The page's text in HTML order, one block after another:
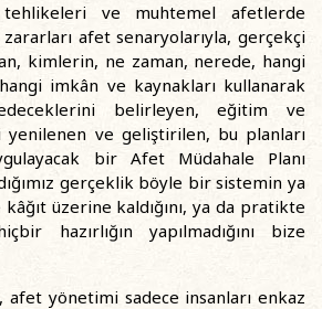
tehlikeleri ve muhtemel afetlerde
afet senaryolarıyla, gerçekçi
kimlerin, ne zaman, nerede, hangi
imkân ve kaynakları kullanarak
belirleyen, eğitim ve
ve geliştirilen, bu planları
bir Afet Müdahale Planı
gerçeklik böyle bir sistemin ya
kâğıt üzerine kaldığını, ya da pratikte
hazırlığın yapılmadığını bize
afet yönetimi sadece insanları enkaz